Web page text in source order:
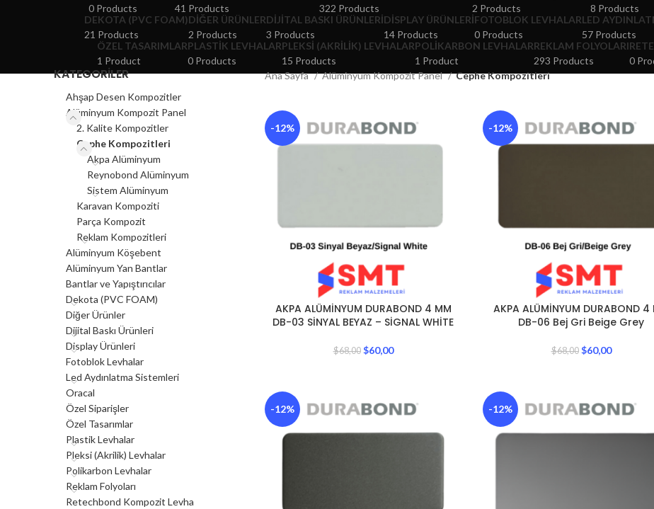
0 Products
41 Products
322 Products
2 Products
8 Products
DEKOTA (PVC FOAM)
21 Products
DIĞER ÜRÜNLER
2 Products
DIJITAL BASKI ÜRÜNLERI
3 Products
DISPLAY ÜRÜNLERI
14 Products
FOTOBLOK LEVHALAR
0 Products
LED
57 Products
ÖZEL TASARIMLAR
1 Product
PLASTIK LEVHALAR
0 Products
PLEKSI (AKRILIK) LEVHALAR
15 Products
POLIKARBON LEVHALAR
1 Product
REKLAM FOLYOLARI
293 Products
0
KATEGORILER
Ahşap Desen Kompozitler
Alüminyum Kompozit Panel
2. Kalite Kompozitler
Cephe Kompozitleri
Akpa Alüminyum
Reynobond Alüminyum
Sistem Alüminyum
Karavan Kompoziti
Parça Kompozit
Reklam Kompozitleri
Alüminyum Köşebent
Alüminyum Yan Bantlar
Bantlar ve Yapıştırıcılar
Dekota (PVC FOAM)
Diğer Ürünler
Dijital Baskı Ürünleri
Display Ürünleri
Fotoblok Levhalar
Led Aydınlatma Sistemleri
Oracal
Özel Siparişler
Özel Tasarımlar
Plastik Levhalar
Pleksi (Akrilik) Levhalar
Polikarbon Levhalar
Reklam Folyoları
Retechbond Kompozit Levha
Ana Sayfa Alüminyum Kompozit Panel Cephe Kompozitleri
-12%
AKPA ALÜMİNYUM DURABOND 4 MM
DB-03 SİNYAL BEYAZ – SİGNAL WHİTE
$68,00 $60,00
-12%
AKPA ALÜMİNYUM DURABOND 4
DB-06 Bej Gri Beige Grey
$68,00 $60,00
-12% -12%